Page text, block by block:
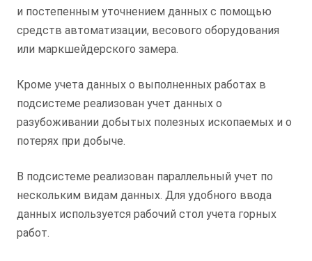
и постепенным уточнением данных с помощью
средств автоматизации, весового оборудования
или маркшейдерского замера.
Кроме учета данных о выполненных работах в
подсистеме реализован учет данных о
разубоживании добытых полезных ископаемых и о
потерях при добыче.
В подсистеме реализован параллельный учет по
нескольким видам данных. Для удобного ввода
данных используется рабочий стол учета горных
работ.